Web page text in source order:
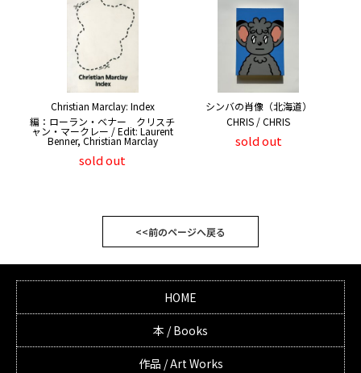
Christian Marclay: Index
編：ローラン・ベナー クリスチ
ャン・マークレー / Edit: Laurent
Benner, Christian Marclay
sold out
シンバの肖像（北海道）
CHRIS / CHRIS
sold out
<<前のページへ戻る
HOME
本 / Books
作品 / Art Works